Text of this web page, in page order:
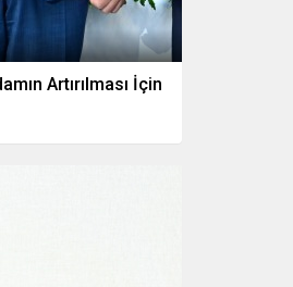
Artırılması İçin